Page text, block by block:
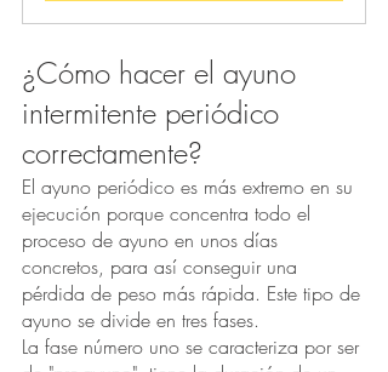
¿Cómo hacer el ayuno
intermitente periódico
correctamente?
El ayuno periódico es más extremo en su
ejecución porque concentra todo el
proceso de ayuno en unos días
concretos, para así conseguir una
pérdida de peso más rápida. Este tipo de
ayuno se divide en tres fases.
La fase número uno se caracteriza por ser